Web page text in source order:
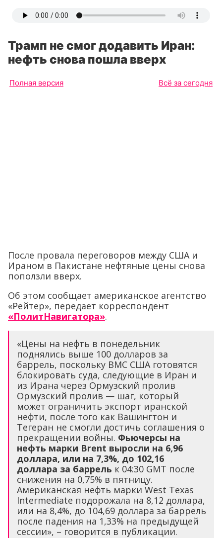
Трамп не смог додавить Иран:
нефть снова пошла вверх
Полная версия Всё за сегодня
После провала переговоров между США и
Ираном в Пакистане нефтяные цены снова
поползли вверх.
Об этом сообщает американское агентство
«Рейтер», передает корреспондент
«ПолитНавигатора».
«Цены на нефть в понедельник
поднялись выше 100 долларов за
баррель, поскольку ВМС США готовятся
блокировать суда, следующие в Иран и
из Ирана через Ормузский пролив
Ормузский пролив — шаг, который
может ограничить экспорт иранской
нефти, после того как Вашингтон и
Тегеран не смогли достичь соглашения о
прекращении войны. Фьючерсы на
нефть марки Brent выросли на 6,96
доллара, или на 7,3%, до 102,16
доллара за баррель к 04:30 GMT после
снижения на 0,75% в пятницу.
Американская нефть марки West Texas
Intermediate подорожала на 8,12 доллара,
или на 8,4%, до 104,69 доллара за баррель
после падения на 1,33% на предыдущей
сессии», – говорится в публикации.